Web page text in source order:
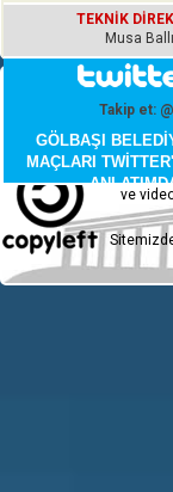
TEKNİK
Musa Ballı
Takip et: @
GÖLBAŞI
MAÇLARI
ANA
Copyleft
ve